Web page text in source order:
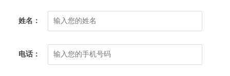
姓名：
电话：